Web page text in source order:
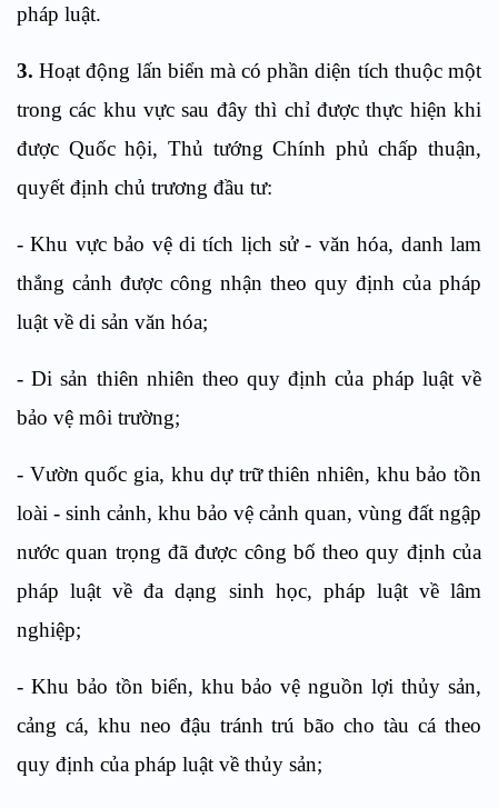
pháp luật.
3. Hoạt động lấn biển mà có phần diện tích thuộc một
trong các khu vực sau đây thì chỉ được thực hiện khi
được Quốc hội, Thủ tướng Chính phủ chấp thuận,
quyết định chủ trương đầu tư:
- Khu vực bảo vệ di tích lịch sử - văn hóa, danh lam
thắng cảnh được công nhận theo quy định của pháp
luật về di sản văn hóa;
- Di sản thiên nhiên theo quy định của pháp luật về
bảo vệ môi trường;
- Vườn quốc gia, khu dự trữ thiên nhiên, khu bảo tồn
loài - sinh cảnh, khu bảo vệ cảnh quan, vùng đất ngập
nước quan trọng đã được công bố theo quy định của
pháp luật về đa dạng sinh học, pháp luật về lâm
nghiệp;
- Khu bảo tồn biển, khu bảo vệ nguồn lợi thủy sản,
cảng cá, khu neo đậu tránh trú bão cho tàu cá theo
quy định của pháp luật về thủy sản;